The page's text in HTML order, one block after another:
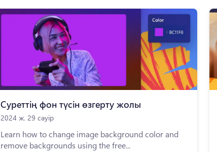
Суреттің фон түсін өзгерту жолы
2024 ж. 29 сәуір
Learn how to change image background color and
remove backgrounds using the free...